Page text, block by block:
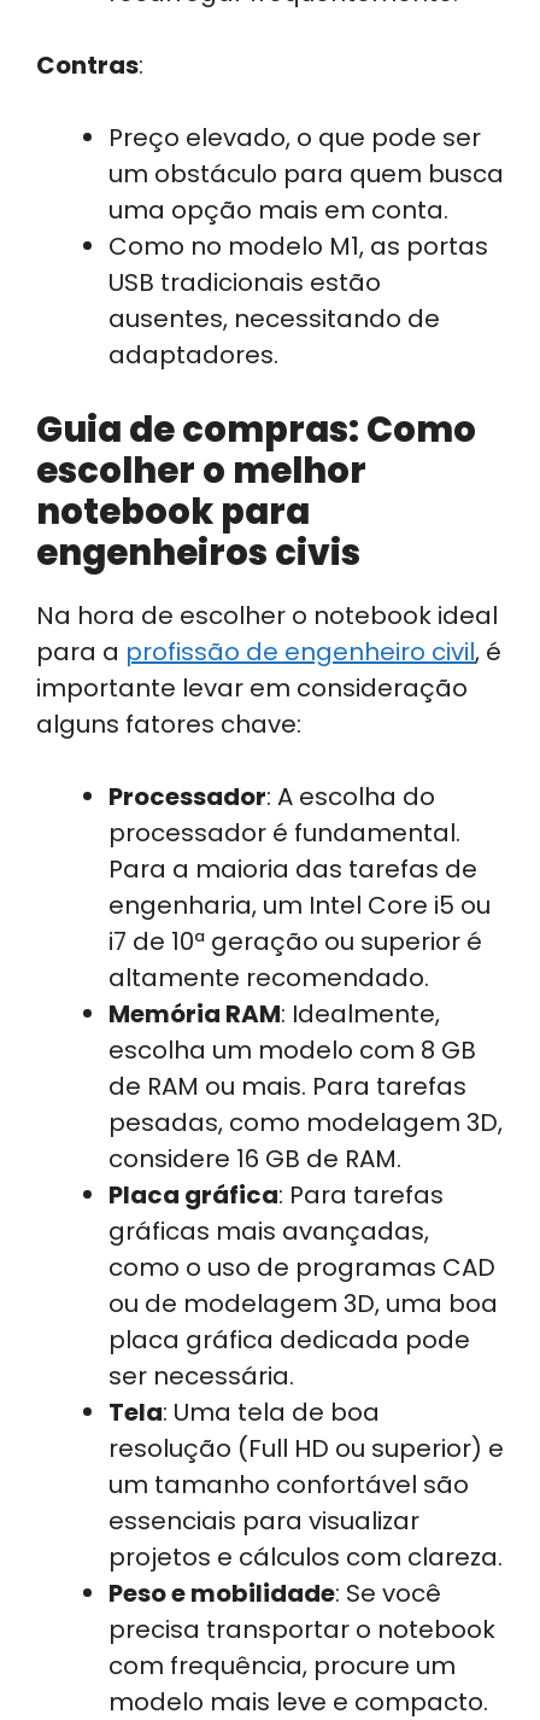
Contras:
Preço elevado, o que pode ser
um obstáculo para quem busca
uma opção mais em conta.
Como no modelo M1, as portas
USB tradicionais estão
ausentes, necessitando de
adaptadores.
Guia de compras: Como
escolher o melhor
notebook para
engenheiros civis
Na hora de escolher o notebook ideal
para a profissão de engenheiro civil, é
importante levar em consideração
alguns fatores chave:
Processador: A escolha do
processador é fundamental.
Para a maioria das tarefas de
engenharia, um Intel Core i5 ou
i7 de 10ª geração ou superior é
altamente recomendado.
Memória RAM: Idealmente,
escolha um modelo com 8 GB
de RAM ou mais. Para tarefas
pesadas, como modelagem 3D,
considere 16 GB de RAM.
Placa gráfica: Para tarefas
gráficas mais avançadas,
como o uso de programas CAD
ou de modelagem 3D, uma boa
placa gráfica dedicada pode
ser necessária.
Tela: Uma tela de boa
resolução (Full HD ou superior) e
um tamanho confortável são
essenciais para visualizar
projetos e cálculos com clareza.
Peso e mobilidade: Se você
precisa transportar o notebook
com frequência, procure um
modelo mais leve e compacto.